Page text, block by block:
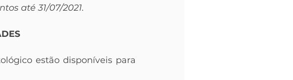
até 31/07/2021.
estão disponíveis para